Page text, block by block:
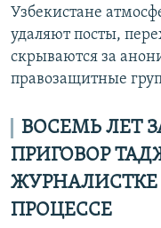
Узбекистане
удаляют посты,
скрываются за
правозащитные
ВОСЕМЬ ЛЕТ
ПРИГОВОР
ПРОЦЕССЕ